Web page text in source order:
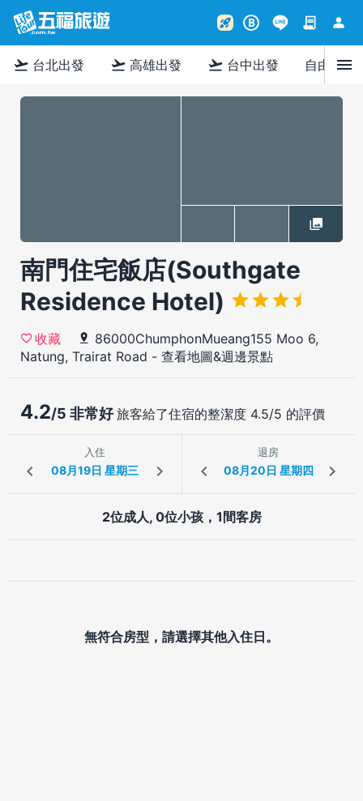
rocket_launch B contract person
flight_takeoff 台北出發 flight_takeoff 高雄出發 flight_takeoff 台中出發 自由行menu
南門住宅飯店(Southgate
Residence Hotel)
收藏
86000ChumphonMueang155 Moo 6,
Natung, Trairat Road - 查看地圖&週邊景點
4.2/5 非常好旅客給了住宿的整潔度 4.5/5 的評價
入住 退房
2位成人, 0位小孩，1間客房
無符合房型，請選擇其他入住日。